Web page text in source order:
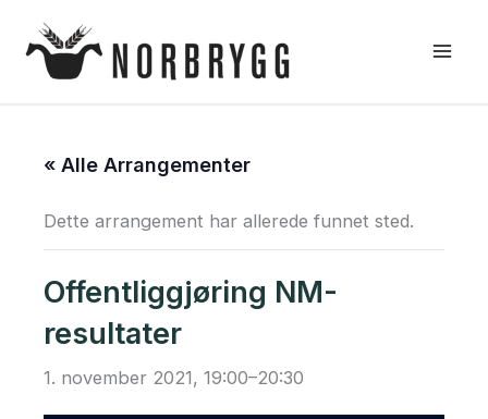
rett
« Alle Arrangementer
Dette arrangement har allerede funnet sted.
Offentliggjøring NM-
resultater
1. november 2021, 19:00–20:30